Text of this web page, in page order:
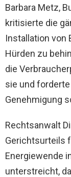
Barbara Metz,
kritisierte die
Installation von
Hürden zu
die
sie und
Genehmigung
Rechtsanwalt
Gerichtsurteils
Energiewende
unterstreicht,